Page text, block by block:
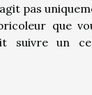
pas
que
suivre un